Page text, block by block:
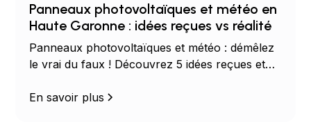
Panneaux photovoltaïques et météo en
Haute Garonne : idées reçues vs réalité
Panneaux photovoltaïques et météo : démêlez
le vrai du faux ! Découvrez 5 idées reçues et
le soleil, la pluie, la neige et la température.
En savoir plus